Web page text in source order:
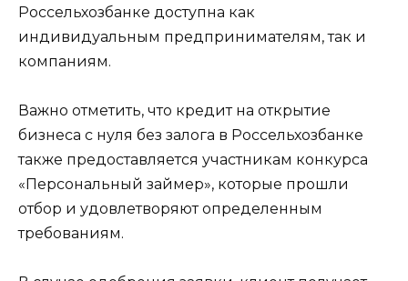
Россельхозбанке доступна как
индивидуальным предпринимателям, так и
компаниям.
Важно отметить, что кредит на открытие
бизнеса с нуля без залога в Россельхозбанке
также предоставляется участникам конкурса
«Персональный займер», которые прошли
отбор и удовлетворяют определенным
требованиям.